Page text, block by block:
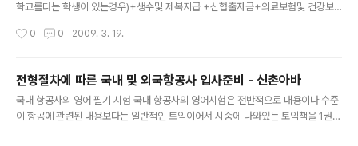
학교를다는 학생이 있는경우)+생수및 제복지급 +신협출자금+의료보험및 건강보
수로 따진다면 스튜어디스 1년차 의 경우 평균월 250정 입니다. 즉 연3000만원 정
만원 이상 ●외국 항공사는 항공사에 따라 차이가 있어서 초봉2500~3500만원 ●
해외 도시로 비행을 가는 경우에는 현지에서 사용할때 사용하는 체류비는 월급 이외
에 회사에서 지급되며 외국 항공사 직원의 경우 해당 도시 현지에서 거주할때 주택을
제공하거나 주택 보조비를 지급한다고 합니다. ※그리고, 1, 2년 정도 인턴을 ..
0 0 2009. 3. 19.
전형절차에 따른 국내 및 외국항공사 입사준비 - 신촌아바
국내 항공사의 영어 필기 시험 국내 항공사의 영어시험은 전반적으로 내용이나 수준
이 항공에 관련된 내용보다는 일반적인 토익이어서 시중에 나와있는 토익책을 1권